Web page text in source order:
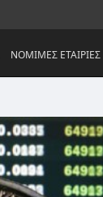
ΝΟΜΙΜΕΣ ΕΤΑΙΡΙΕΣ